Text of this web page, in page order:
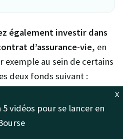
également investir dans
d’assurance-vie, en
exemple au sein de certains
deux fonds suivant :
FTSE EPRA/NAREIT ETFA
x
vidéos pour se lancer en